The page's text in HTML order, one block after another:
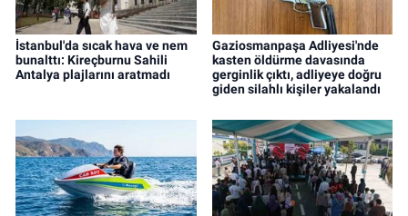
İstanbul'da sıcak hava ve nem
bunalttı: Kireçburnu Sahili
Antalya plajlarını aratmadı
Gaziosmanpaşa Adliyesi'nde
kasten öldürme davasında
gerginlik çıktı, adliyeye doğru
giden silahlı kişiler yakalandı